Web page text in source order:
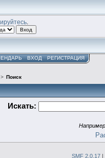
.
ВХОД РЕГИСТРАЦИЯ
Поиск
Искать:
SMF 2.0.17 |